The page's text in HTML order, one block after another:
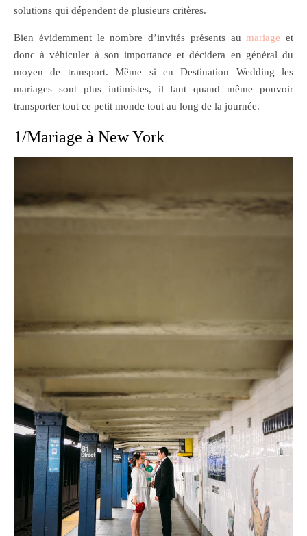
solutions qui dépendent de plusieurs critères.
Bien évidemment le nombre d’invités présents aumariage et
donc à véhiculer à son importance et décidera en général du
moyen de transport.Même si en Destination Wedding les
mariages sont plus intimistes, il faut quand même pouvoir
transporter tout ce petit monde tout au long de la journée.
1/Mariage à New York